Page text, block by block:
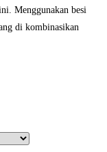
Menggunakan besi
di kombinasikan